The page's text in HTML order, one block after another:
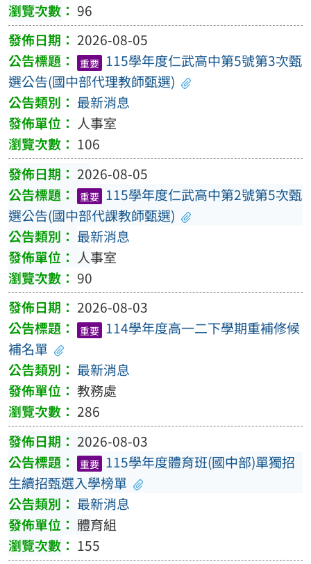
96
2026-08-05
重要 115學年度仁武高中第5號第3次甄
選公告(國中部代理教師甄選)
最新消息
人事室
106
2026-08-05
重要 115學年度仁武高中第2號第5次甄
選公告(國中部代課教師甄選)
最新消息
人事室
90
2026-08-03
重要 114學年度高一二下學期重補修候
補名單
最新消息
教務處
286
2026-08-03
重要 115學年度體育班(國中部)單獨招
生續招甄選入學榜單
最新消息
體育組
155